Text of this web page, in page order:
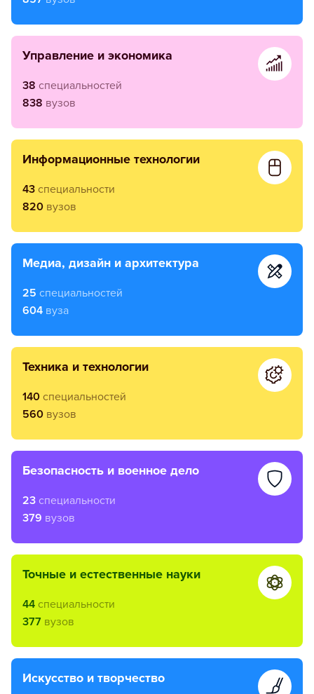
управление и экономика
38 специальностей
838 вузов
информационные технологии
43 специальности
820 вузов
медиа, дизайн и архитектура
25 специальностей
604 вуза
техника и технологии
140 специальностей
560 вузов
безопасность и военное дело
23 специальности
379 вузов
точные и естественные науки
44 специальности
377 вузов
искусство и творчество